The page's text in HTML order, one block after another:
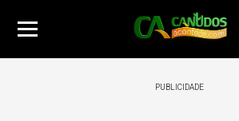
PUBLICIDADE